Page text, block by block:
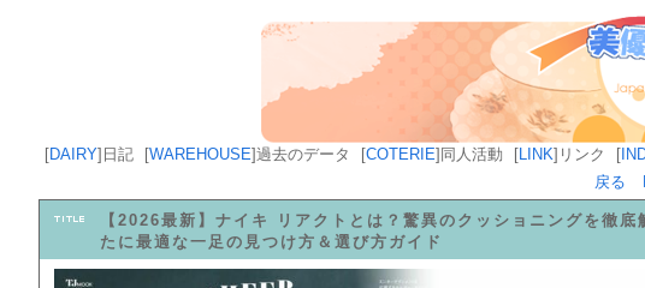
[DAIRY] 日記 [WAREHOUSE]過去のデータ [COTERIE] 同人活動 [LINK] リンク [
戻る
【2026最新】ナイキ リアクトとは？驚異のクッショニングを徹底
たに最適な一足の見つけ方＆選び方ガイド